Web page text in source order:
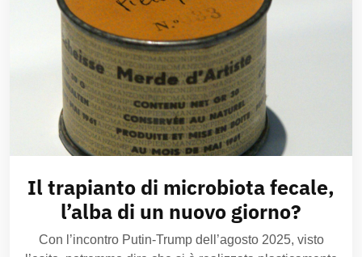
Il trapianto di microbiota fecale,
l’alba di un nuovo giorno?
Con l’incontro Putin-Trump dell’agosto 2025, visto